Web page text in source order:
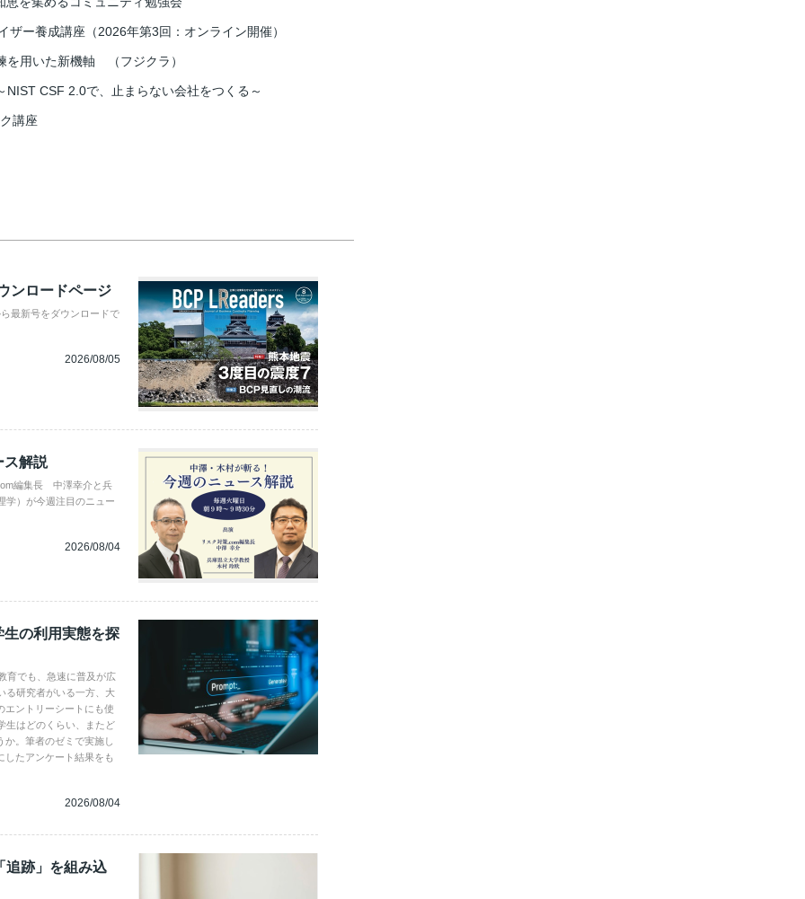
ザー養成講座（2026年第3回：オンライン開催）
を用いた新機軸 （フジクラ）
CSF 2.0で、止まらない会社をつくる～
講座
ンロードページ
最新号をダウンロードで
2026/08/05
ス解説
編集長 中澤幸介と兵
）が今週注目のニュー
2026/08/04
の利用実態を探
育でも、急速に普及が広
る研究者がいる一方、大
エントリーシートにも使
生はどのくらい、またど
か。筆者のゼミで実施し
したアンケート結果をも
2026/08/04
跡」を組み込